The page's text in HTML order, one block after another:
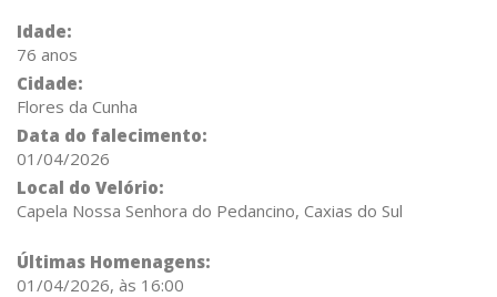
Idade:
76 anos
Cidade:
Flores da Cunha
Data do falecimento:
01/04/2026
Local do Velório:
Capela Nossa Senhora do Pedancino, Caxias do Sul
Últimas Homenagens:
01/04/2026, às 16:00